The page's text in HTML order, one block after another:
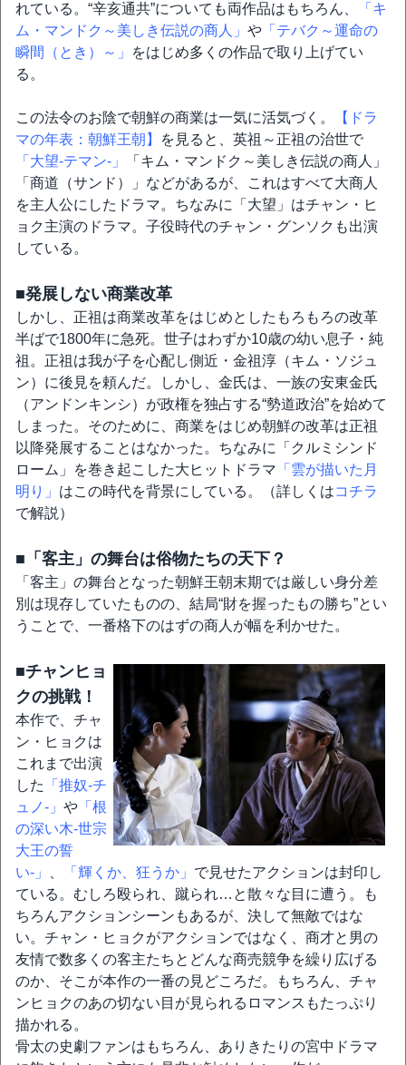
れている。“辛亥通共”についても両作品はもちろん、
「キ
ム・マンドク～美しき伝説の商人」 や 「テバク～運命の
瞬間（とき）～」
をはじめ多くの作品で取り上げてい
る。
この法令のお陰で朝鮮の商業は一気に活気づく。
【ドラ
マの年表：朝鮮王朝】
を見ると、英祖～正祖の治世で
「大望-テマン-」
「キム・マンドク～美しき伝説の商人」
「商道（サンド）」などがあるが、これはすべて大商人
を主人公にしたドラマ。ちなみに「大望」はチャン・ヒ
ョク主演のドラマ。子役時代のチャン・グンソクも出演
している。
■発展しない商業改革
しかし、正祖は商業改革をはじめとしたもろもろの改革
半ばで1800年に急死。世子はわずか10歳の幼い息子・純
祖。正祖は我が子を心配し側近・金祖淳（キム・ソジュ
ン）に後見を頼んだ。しかし、金氏は、一族の安東金氏
（アンドンキンシ）が政権を独占する“勢道政治”を始めて
しまった。そのために、商業をはじめ朝鮮の改革は正祖
以降発展することはなかった。ちなみに「クルミシンド
ローム」を巻き起こした大ヒットドラマ 「雲が描いた月
明り」 はこの時代を背景にしている。（詳しくはコチラ
で解説）
■「客主」の舞台は俗物たちの天下？
「客主」の舞台となった朝鮮王朝末期では厳しい身分差
別は現存していたものの、結局“財を握ったもの勝ち”とい
うことで、一番格下のはずの商人が幅を利かせた。
■チャンヒョ
クの挑戦！
本作で、チャ
ン・ヒョクは
これまで出演
した
「推奴-チ
ュノ-」 や 「根
の深い木-世宗
大王の誓
い-」
「輝くか、狂うか」 で見せたアクションは封印し
ている。むしろ殴られ、蹴られ…と散々な目に遭う。も
ちろんアクションシーンもあるが、決して無敵ではな
い。チャン・ヒョクがアクションではなく、商才と男の
友情で数多くの客主たちとどんな商売競争を繰り広げる
のか、そこが本作の一番の見どころだ。もちろん、チャ
ンヒョクのあの切ない目が見られるロマンスもたっぷり
描かれる。
骨太の史劇ファンはもちろん、ありきたりの宮中ドラマ